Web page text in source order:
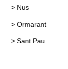
> Nus
> Ormarant
> Sant Pau